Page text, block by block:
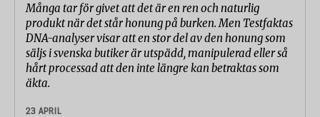
Många tar för givet att det är en ren och naturlig
produkt när det står honung på burken. Men Testfaktas
DNA-analyser visar att en stor del av den honung som
säljs i svenska butiker är utspädd, manipulerad eller så
hårt processad att den inte längre kan betraktas som
äkta.
23 APRIL